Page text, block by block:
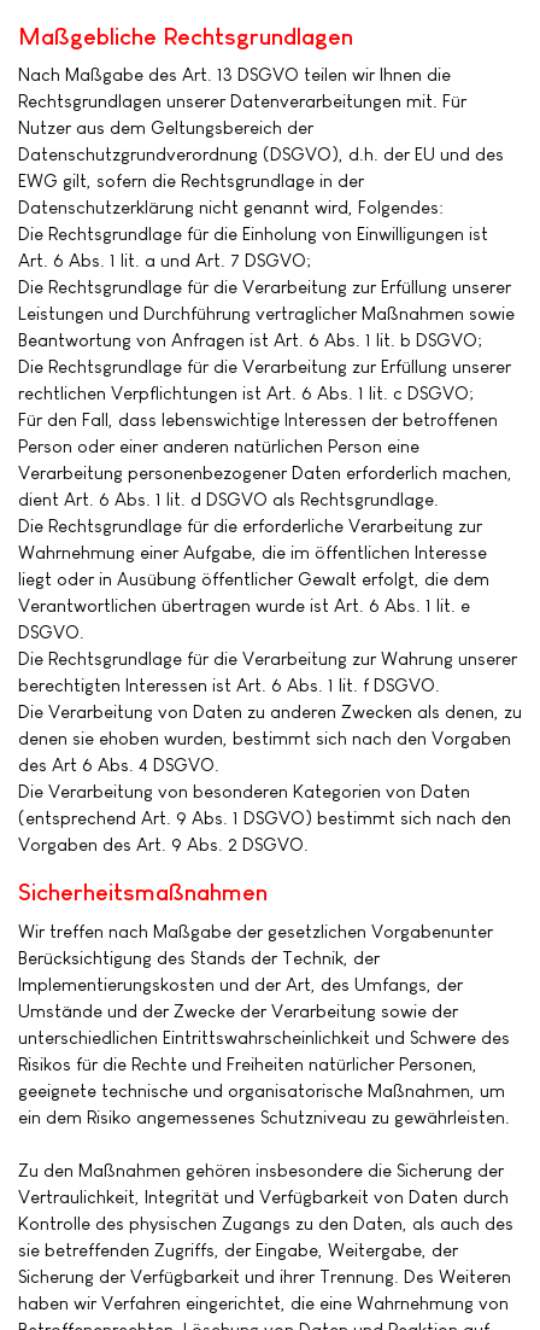
Maßgebliche Rechtsgrundlagen
Nach Maßgabe des Art. 13 DSGVO teilen wir Ihnen die
Rechtsgrundlagen unserer Datenverarbeitungen mit. Für
Nutzer aus dem Geltungsbereich der
Datenschutzgrundverordnung (DSGVO), d.h. der EU und des
EWG gilt, sofern die Rechtsgrundlage in der
Datenschutzerklärung nicht genannt wird, Folgendes:
Die Rechtsgrundlage für die Einholung von Einwilligungen ist
Art. 6 Abs. 1 lit. a und Art. 7 DSGVO;
Die Rechtsgrundlage für die Verarbeitung zur Erfüllung unserer
Leistungen und Durchführung vertraglicher Maßnahmen sowie
Beantwortung von Anfragen ist Art. 6 Abs. 1 lit. b DSGVO;
Die Rechtsgrundlage für die Verarbeitung zur Erfüllung unserer
rechtlichen Verpflichtungen ist Art. 6 Abs. 1 lit. c DSGVO;
Für den Fall, dass lebenswichtige Interessen der betroffenen
Person oder einer anderen natürlichen Person eine
Verarbeitung personenbezogener Daten erforderlich machen,
dient Art. 6 Abs. 1 lit. d DSGVO als Rechtsgrundlage.
Die Rechtsgrundlage für die erforderliche Verarbeitung zur
Wahrnehmung einer Aufgabe, die im öffentlichen Interesse
liegt oder in Ausübung öffentlicher Gewalt erfolgt, die dem
Verantwortlichen übertragen wurde ist Art. 6 Abs. 1 lit. e
DSGVO.
Die Rechtsgrundlage für die Verarbeitung zur Wahrung unserer
berechtigten Interessen ist Art. 6 Abs. 1 lit. f DSGVO.
Die Verarbeitung von Daten zu anderen Zwecken als denen, zu
denen sie ehoben wurden, bestimmt sich nach den Vorgaben
des Art 6 Abs. 4 DSGVO.
Die Verarbeitung von besonderen Kategorien von Daten
(entsprechend Art. 9 Abs. 1 DSGVO) bestimmt sich nach den
Vorgaben des Art. 9 Abs. 2 DSGVO.
Sicherheitsmaßnahmen
Wir treffen nach Maßgabe der gesetzlichen Vorgabenunter
Berücksichtigung des Stands der Technik, der
Implementierungskosten und der Art, des Umfangs, der
Umstände und der Zwecke der Verarbeitung sowie der
unterschiedlichen Eintrittswahrscheinlichkeit und Schwere des
Risikos für die Rechte und Freiheiten natürlicher Personen,
geeignete technische und organisatorische Maßnahmen, um
ein dem Risiko angemessenes Schutzniveau zu gewährleisten.
Zu den Maßnahmen gehören insbesondere die Sicherung der
Vertraulichkeit, Integrität und Verfügbarkeit von Daten durch
Kontrolle des physischen Zugangs zu den Daten, als auch des
sie betreffenden Zugriffs, der Eingabe, Weitergabe, der
Sicherung der Verfügbarkeit und ihrer Trennung. Des Weiteren
haben wir Verfahren eingerichtet, die eine Wahrnehmung von